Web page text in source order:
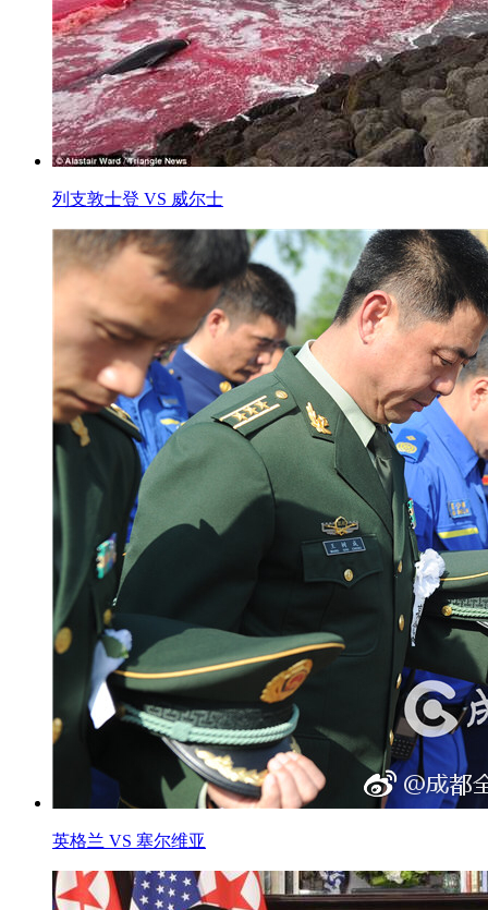
列支敦士登 VS 威尔士
英格兰 VS 塞尔维亚